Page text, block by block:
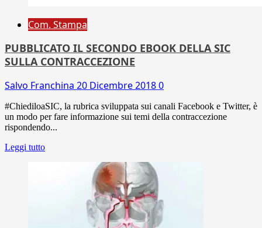
Com. Stampa
PUBBLICATO IL SECONDO EBOOK DELLA SIC
SULLA CONTRACCEZIONE
Salvo Franchina 20 Dicembre 20180
#ChiediloaSIC, la rubrica sviluppata sui canali Facebook e Twitter, è
un modo per fare informazione sui temi della contraccezione
rispondendo...
Leggi tutto